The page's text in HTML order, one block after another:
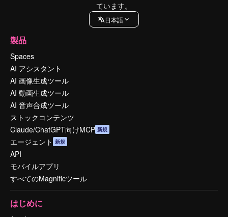
ています。
日本語
製品
Spaces
AI アシスタント
AI 画像生成ツール
AI 動画生成ツール
AI 音声合成ツール
ストックコンテンツ
Claude/ChatGPT向けMCP 新規
エージェント 新規
API
モバイルアプリ
すべてのMagnificツール
はじめに